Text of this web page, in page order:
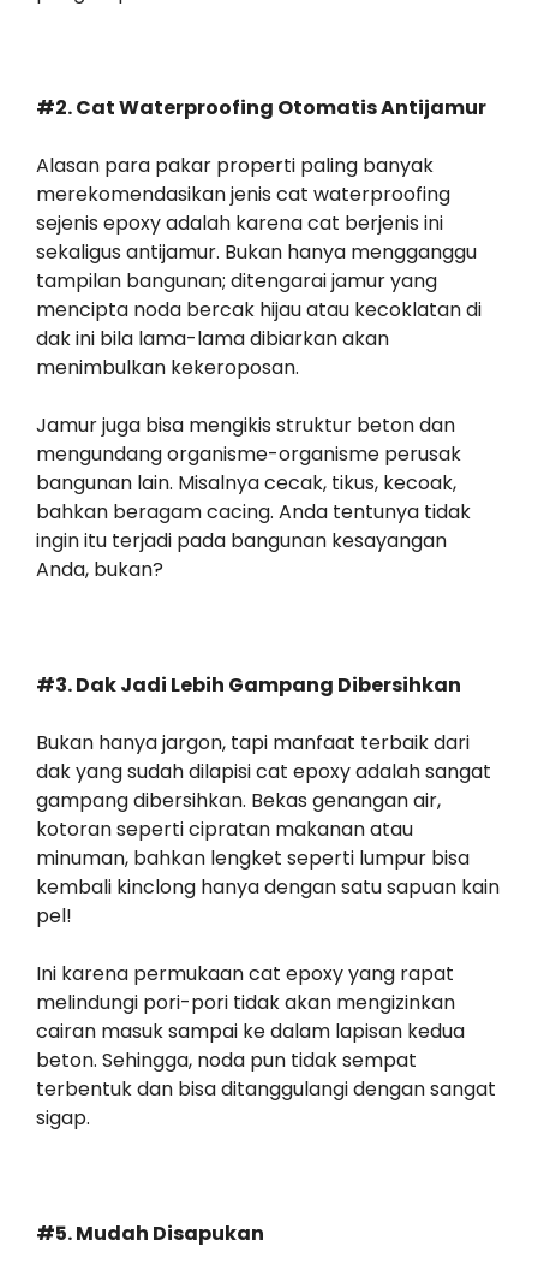
#2. Cat Waterproofing Otomatis Antijamur
Alasan para pakar properti paling banyak
merekomendasikan jenis cat waterproofing
sejenis epoxy adalah karena cat berjenis ini
sekaligus antijamur. Bukan hanya mengganggu
tampilan bangunan; ditengarai jamur yang
mencipta noda bercak hijau atau kecoklatan di
dak ini bila lama-lama dibiarkan akan
menimbulkan kekeroposan.
Jamur juga bisa mengikis struktur beton dan
mengundang organisme-organisme perusak
bangunan lain. Misalnya cecak, tikus, kecoak,
bahkan beragam cacing. Anda tentunya tidak
ingin itu terjadi pada bangunan kesayangan
Anda, bukan?
#3. Dak Jadi Lebih Gampang Dibersihkan
Bukan hanya jargon, tapi manfaat terbaik dari
dak yang sudah dilapisi cat epoxy adalah sangat
gampang dibersihkan. Bekas genangan air,
kotoran seperti cipratan makanan atau
minuman, bahkan lengket seperti lumpur bisa
kembali kinclong hanya dengan satu sapuan kain
pel!
Ini karena permukaan cat epoxy yang rapat
melindungi pori-pori tidak akan mengizinkan
cairan masuk sampai ke dalam lapisan kedua
beton. Sehingga, noda pun tidak sempat
terbentuk dan bisa ditanggulangi dengan sangat
sigap.
#5. Mudah Disapukan